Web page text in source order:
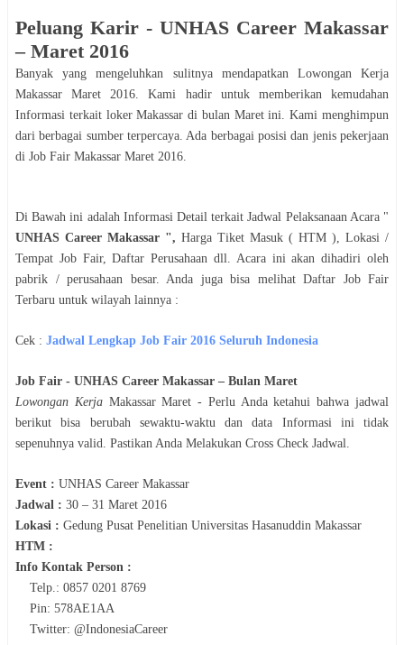
Peluang Karir - UNHAS Career Makassar
– Maret 2016
Banyak yang mengeluhkan sulitnya mendapatkan Lowongan Kerja
Makassar
Maret 2016 . Kami hadir untuk memberikan kemudahan
Informasi terkait lokerMakassar di bulan Maretini. Kami menghimpun
dari berbagai sumber terpercaya. Ada berbagai posisi dan jenis pekerjaan
di Job Fair Makassar Maret 2016
Di Bawah ini adalah Informasi Detail terkait Jadwal Pelaksanaan Acara "
UNHAS Career Makassar ", Harga Tiket Masuk ( HTM ), Lokasi /
Tempat Job Fair, Daftar Perusahaan dll. Acara ini akan dihadiri oleh
pabrik / perusahaan besar. Anda juga bisa melihat Daftar Job Fair
Terbaru untuk wilayah lainnya :
Cek : Jadwal Lengkap Job Fair 2016 Seluruh Indonesia
Job Fair - UNHAS Career Makassar – Bulan Maret
Lowongan Kerja Makassar Maret - Perlu Anda ketahui bahwa jadwal
berikut bisa berubah sewaktu-waktu dan data Informasi ini tidak
sepenuhnya valid. Pastikan Anda Melakukan Cross Check Jadwal.
Event : UNHAS Career Makassar
Jadwal : 30 – 31 Maret 2016
Lokasi : Gedung Pusat Penelitian Universitas Hasanuddin Makassar
HTM :
Info Kontak Person :
Telp.: 0857 0201 8769
Pin: 578AE1AA
Twitter: @IndonesiaCareer